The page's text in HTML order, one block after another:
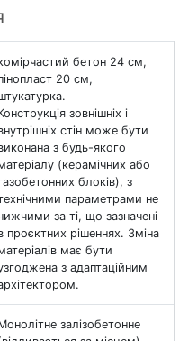
бетон 24 см,
20 см,
зовнішніх і
стін може бути
з будь-якого
(керамічних або
блоків), з
параметрами не
за ті, що зазначені
проєктних рішеннях. Зміна
має бути
з адаптаційним
залізобетонне